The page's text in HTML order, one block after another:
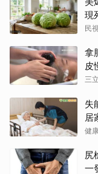
現
民
拿
皮
三
失
居
健
尻
一